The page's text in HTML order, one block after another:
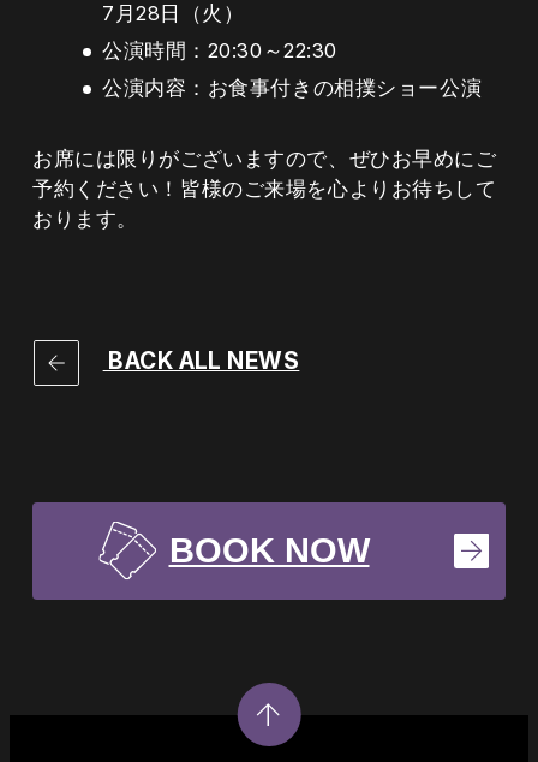
7月28日（火）
公演時間：20:30～22:30
公演内容：お食事付きの相撲ショー公演
お席には限りがございますので、ぜひお早めにご
予約ください！皆様のご来場を心よりお待ちして
おります。
BACK ALL NEWS
BOOK NOW